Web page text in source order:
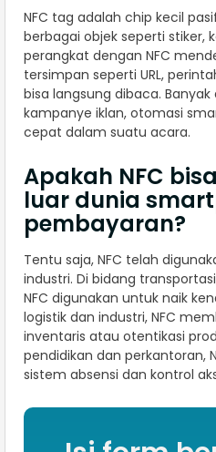
NFC tag adalah chip kecil
berbagai objek seperti stiker,
perangkat dengan NFC
tersimpan seperti URL,
bisa langsung dibaca.
kampanye iklan, otomasi
cepat dalam suatu acara.
Apakah NFC
luar dunia
pembayaran?
Tentu saja, NFC telah
industri. Di bidang
NFC digunakan untuk naik
logistik dan industri, NFC
inventaris atau otentikasi
pendidikan dan perkantoran,
sistem absensi dan kontrol